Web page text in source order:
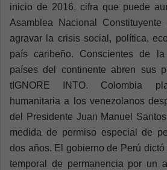
inicio de 2016, cifra que puede
Asamblea Nacional
agravar la crisis social, política,
país caribeño. Conscientes de
países del continente abren sus
tIGNORE INTO. Colombia
humanitaria a los venezolanos
del Presidente Juan Manuel
medida de permiso especial de
dos años. El gobierno de Perú
temporal de permanencia por un